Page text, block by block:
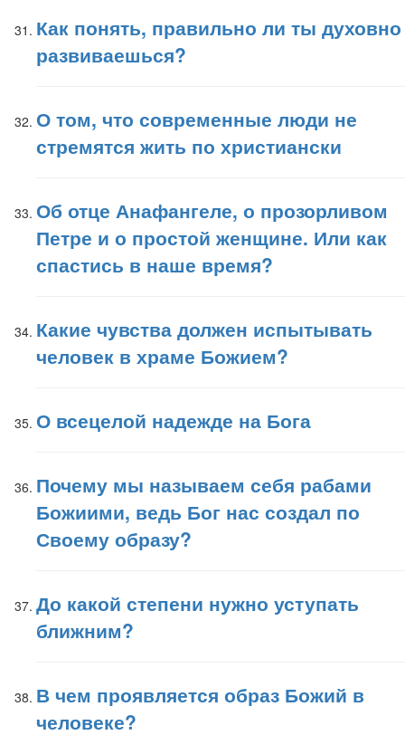
Как понять, правильно ли ты духовно
развиваешься?
О том, что современные люди не
стремятся жить по христиански
Об отце Анафангеле, о прозорливом
Петре и о простой женщине. Или как
спастись в наше время?
Какие чувства должен испытывать
человек в храме Божием?
О всецелой надежде на Бога
Почему мы называем себя рабами
Божиими, ведь Бог нас создал по
Своему образу?
До какой степени нужно уступать
ближним?
В чем проявляется образ Божий в
человеке?